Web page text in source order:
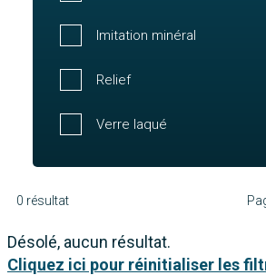
Imitation minéral
Relief
Verre laqué
0 résultat
Désolé, aucun résultat.
Cliquez ici pour réinitialiser les